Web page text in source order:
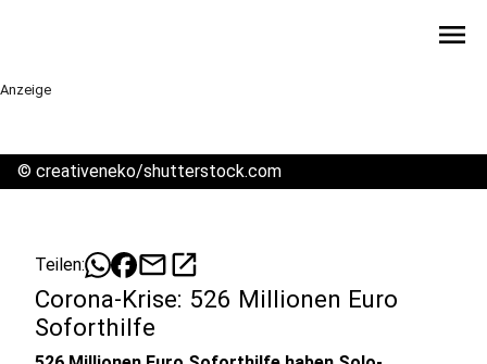
menu
Anzeige
© creativeneko/shutterstock.com
Teilen: mailopen_in_new
Corona-Krise: 526 Millionen Euro
Soforthilfe